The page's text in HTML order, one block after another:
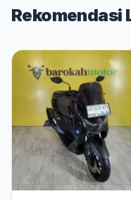
Rekomendasi